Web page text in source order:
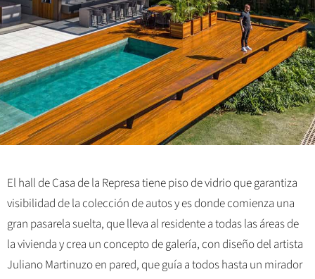
El hall de Casa de la Represa tiene piso de vidrio que garantiza
visibilidad de la colección de autos y es donde comienza una
gran pasarela suelta, que lleva al residente a todas las áreas de
la vivienda y crea un concepto de galería, con diseño del artista
Juliano Martinuzo en pared, que guía a todos hasta un mirador